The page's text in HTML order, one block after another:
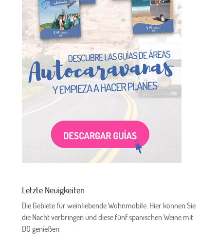
Letzte Neuigkeiten
Die Gebiete für weinliebende Wohnmobile. Hier können Sie
die Nacht verbringen und diese fünf spanischen Weine mit
DO genießen